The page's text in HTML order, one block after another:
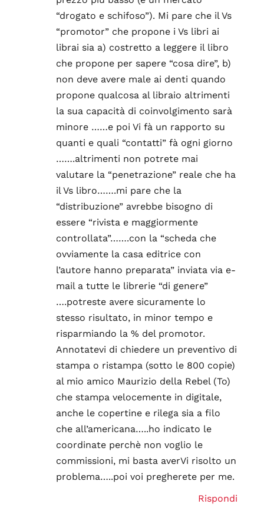
“drogato e schifoso”). Mi pare che il Vs
“promotor” che propone i Vs libri ai
librai sia a) costretto a leggere il libro
che propone per sapere “cosa dire”, b)
non deve avere male ai denti quando
propone qualcosa al libraio altrimenti
la sua capacità di coinvolgimento sarà
minore ……e poi Vi fà un rapporto su
quanti e quali “contatti” fà ogni giorno
…….altrimenti non potrete mai
valutare la “penetrazione” reale che ha
il Vs libro…….mi pare che la
“distribuzione” avrebbe bisogno di
essere “rivista e maggiormente
controllata”…….con la “scheda che
ovviamente la casa editrice con
l’autore hanno preparata” inviata via e-
mail a tutte le librerie “di genere”
….potreste avere sicuramente lo
stesso risultato, in minor tempo e
risparmiando la % del promotor.
Annotatevi di chiedere un preventivo di
stampa o ristampa (sotto le 800 copie)
al mio amico Maurizio della Rebel (To)
che stampa velocemente in digitale,
anche le copertine e rilega sia a filo
che all’americana…..ho indicato le
coordinate perchè non voglio le
commissioni, mi basta averVi risolto un
problema…..poi voi pregherete per me.
Rispondi